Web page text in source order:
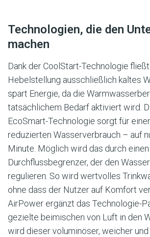
Technologien, die den
machen
Dank der CoolStart-Technologie
Hebelstellung ausschließlich kaltes
spart Energie, da die
tatsächlichem Bedarf aktiviert wird.
EcoSmart-Technologie sorgt für
reduzierten Wasserverbrauch – auf
Minute. Möglich wird das durch
Durchflussbegrenzer, der den
regulieren. So wird wertvolles
ohne dass der Nutzer auf Komfort
AirPower ergänzt das Technologie-
gezielte beimischen von Luft in den
wird dieser voluminöser, weicher